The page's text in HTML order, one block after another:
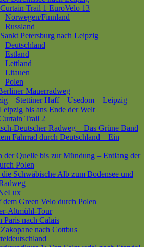
Trail 1 EuroVelo 13
Norwegen/Finnland
Russland
Petersburg nach Leipzig
Deutschland
Estland
Lettland
Litauen
Polen
Mauerradweg
– Stettiner Haff – Usedom – Leipzig
bis ans Ende der Welt
Trail 2
Deutscher Radweg – Das Grüne Band
Fahrrad durch Deutschland – Ein
der Quelle bis zur Mündung – Entlang der
Polen
Schwäbische Alb zum Bodensee und
Green Velo durch Polen
Altmühl-Tour
Paris nach Calais
nach Cottbus